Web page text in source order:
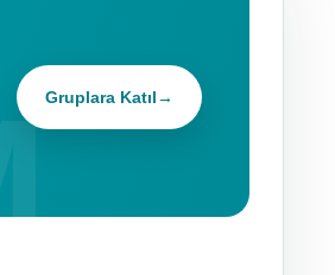
Gruplara Katıl→